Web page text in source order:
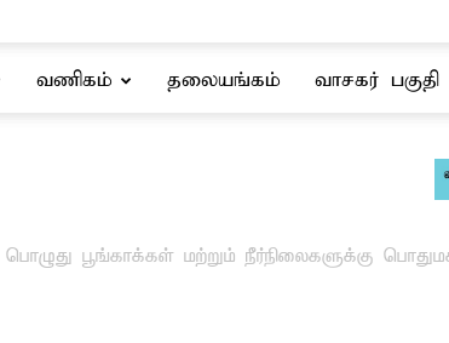
வணிகம் தலையங்கம் வாசகர் பகுதி
பூங்காக்கள் மற்றும் நீர்நிலைகளுக்கு